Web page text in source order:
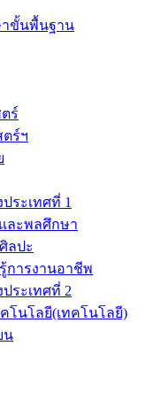
ขั้นพื้นฐาน
ร์
ร์ฯ
ระเทศที่ 1
ละพลศึกษา
ลปะ
การงานอาชีพ
ระเทศที่ 2
โนโลยี(เทคโนโลยี)
น